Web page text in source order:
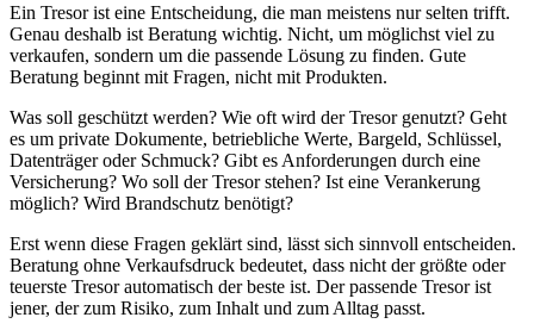
Ein Tresor ist eine Entscheidung, die man meistens nur selten trifft.
Genau deshalb ist Beratung wichtig. Nicht, um möglichst viel zu
verkaufen, sondern um die passende Lösung zu finden. Gute
Beratung beginnt mit Fragen, nicht mit Produkten.
Was soll geschützt werden? Wie oft wird der Tresor genutzt? Geht
es um private Dokumente, betriebliche Werte, Bargeld, Schlüssel,
Datenträger oder Schmuck? Gibt es Anforderungen durch eine
Versicherung? Wo soll der Tresor stehen? Ist eine Verankerung
möglich? Wird Brandschutz benötigt?
Erst wenn diese Fragen geklärt sind, lässt sich sinnvoll entscheiden.
Beratung ohne Verkaufsdruck bedeutet, dass nicht der größte oder
teuerste Tresor automatisch der beste ist. Der passende Tresor ist
jener, der zum Risiko, zum Inhalt und zum Alltag passt.